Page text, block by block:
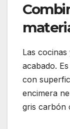
Las
acabado.
con
encimera
gris carbón